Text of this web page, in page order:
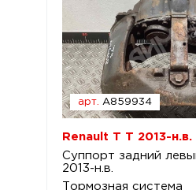
арт. A859934
Renault T T 2013-н.в.
Суппорт задний
2013-н.в.
Тормозная система